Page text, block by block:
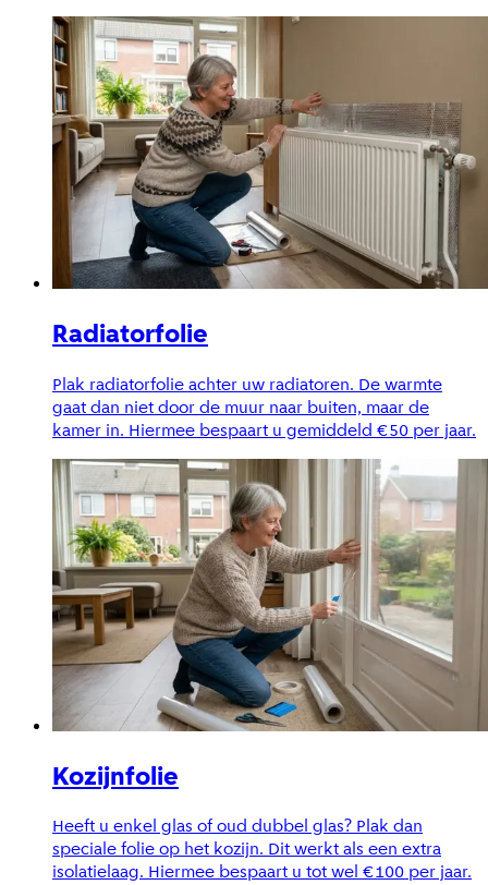
Radiatorfolie
Plak radiatorfolie achter uw radiatoren. De warmte
gaat dan niet door de muur naar buiten, maar de
kamer in. Hiermee bespaart u gemiddeld €50 per jaar.
Kozijnfolie
Heeft u enkel glas of oud dubbel glas? Plak dan
speciale folie op het kozijn. Dit werkt als een extra
isolatielaag. Hiermee bespaart u tot wel €100 per jaar.